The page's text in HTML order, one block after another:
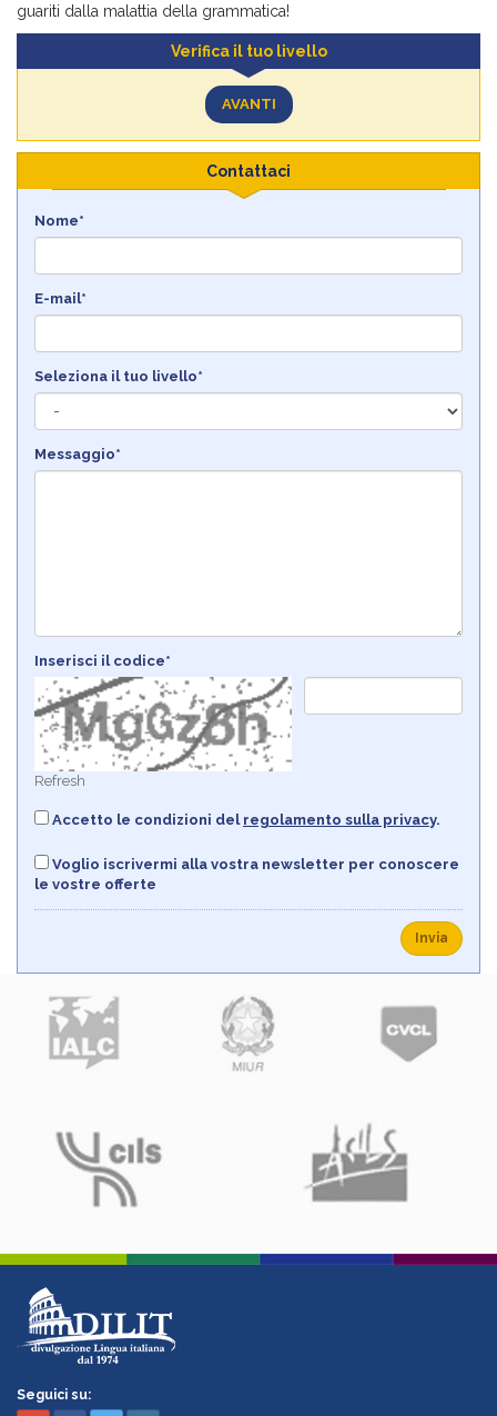
guariti dalla malattia della grammatica!
Verifica il tuo livello
AVANTI
Contattaci
Nome*
E-mail*
Seleziona il tuo livello*
Messaggio*
Inserisci il codice*
Refresh
Accetto le condizioni del regolamento sulla privacy.
Voglio iscrivermi alla vostra newsletter per conoscere
le vostre offerte
Invia
Seguici su: